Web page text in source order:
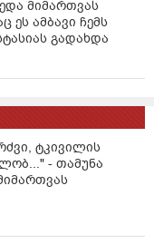
მიმართვას
ეს ამბავი ჩემს
გადახდა
ტკივილის
- თამუნა